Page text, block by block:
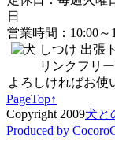
日
営業時間：10:00～
リンクフリー
よろしければお使
PageTop↑
Copyright 2009犬と
Produced by